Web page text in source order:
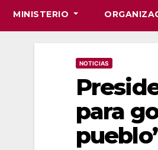
MINISTERIO
NOTICIAS
para